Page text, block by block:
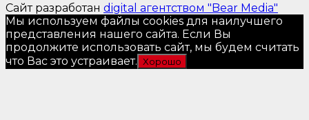
Сайт разработан digital агентством "Bear Media"
Мы используем файлы cookies для наилучшего
представления нашего сайта. Если Вы
продолжите использовать сайт, мы будем считать
что Вас это устраивает. Хорошо